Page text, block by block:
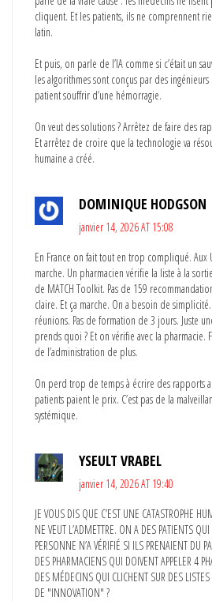
cliquent. Et les patients, ils ne comprennent
latin.
Et puis, on parle de l’IA comme si c’était un
les algorithmes sont conçus par des ingénieurs
patient souffrir d’une hémorragie.
On veut des solutions ? Arrêtez de faire des
Et arrêtez de croire que la technologie va
humaine a créé.
DOMINIQUE HODGSON
janvier 14, 2026 AT 15:08
En France on fait tout en trop compliqué. Aux
marche. Un pharmacien vérifie la liste à la
de MATCH Toolkit. Pas de 159
claire. Et ça marche. On a besoin de simplicité.
réunions. Pas de formation de 3 jours. Juste
prends quoi ? Et on vérifie avec la pharmacie.
de l’administration de plus.
On perd trop de temps à écrire des rapports
patients paient le prix. C’est pas de la
systémique.
YSEULT VRABEL
janvier 14, 2026 AT 19:40
JE VOUS DIS QUE C’EST UNE CATASTROPHE
NE VEUT L’ADMETTRE. ON A DES PATIENTS
PERSONNE N’A VÉRIFIÉ SI ILS PRENAIENT DU
DES PHARMACIENS QUI DOIVENT APPELER 4
DES MÉDECINS QUI CLICHENT SUR DES
DE "INNOVATION" ?